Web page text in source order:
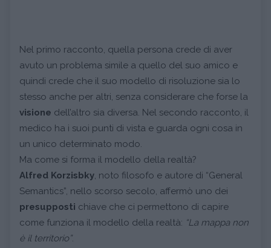
Nel primo racconto, quella persona crede di aver
avuto un problema simile a quello del suo amico e
quindi crede che il suo modello di risoluzione sia lo
stesso anche per altri, senza considerare che forse la
visione dell’altro sia diversa. Nel secondo racconto, il
medico ha i suoi punti di vista e guarda ogni cosa in
un unico determinato modo.
Ma come si forma il modello della realtà?
Alfred Korzisbky, noto filosofo e autore di “General
Semantics”, nello scorso secolo, affermò uno dei
presupposti chiave che ci permettono di capire
come funziona il modello della realtà: “La mappa non
è il territorio”.